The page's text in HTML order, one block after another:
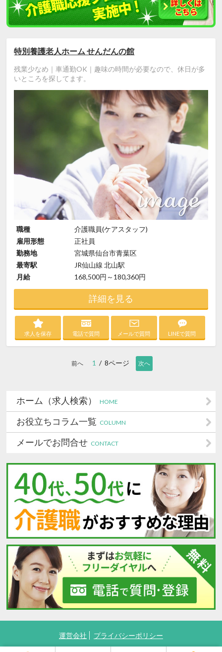
特別養護老人ホーム せんだんの館
残業少なめ｜車通勤OK｜趣味の時間が必要なので、休日が多
いところを探してます。
職種
介護職員(ケアスタッフ)
雇用形態
正社員
勤務地
宮城県仙台市青葉区
最寄駅
JR仙山線 北山駅
月給
168,500円～180,360円
詳細を見る
求人を保存 電話で質問 メールで質問 LINEで質問
前へ 1 / 8ページ 次へ
ホーム（求人検索）HOME
お役立ちコラム一覧 COLUMN
メールでお問合せ CONTACT
運営会社 プライバシーポリシー